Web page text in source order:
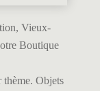
Vieux-
Boutique
thème. Objets